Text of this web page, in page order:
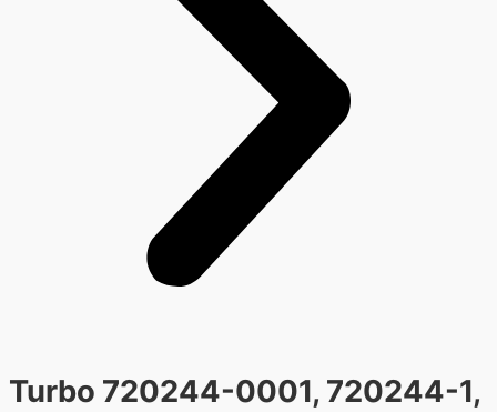
Turbo 720244-0001, 720244-1,